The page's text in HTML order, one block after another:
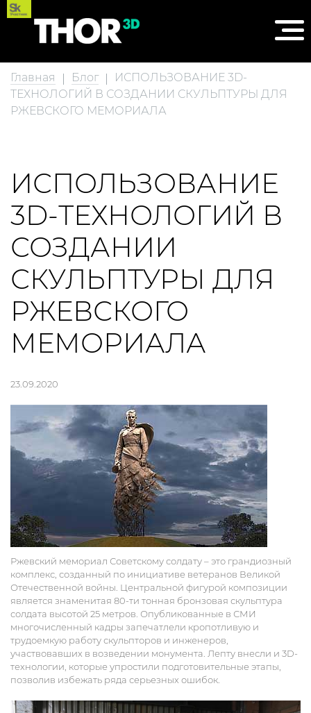
Главная Блог
ИСПОЛЬЗОВАНИЕ 3D-
ТЕХНОЛОГИЙ В СОЗДАНИИ СКУЛЬПТУРЫ ДЛЯ
РЖЕВСКОГО МЕМОРИАЛА
ИСПОЛЬЗОВАНИЕ
3D-ТЕХНОЛОГИЙ В
СОЗДАНИИ
СКУЛЬПТУРЫ ДЛЯ
РЖЕВСКОГО
МЕМОРИАЛА
23.09.2020
Ржевский мемориал Советскому солдату – это грандиозный
комплекс, созданный по инициативе ветеранов Великой
Отечественной войны. Центральной фигурой композиции
является знаменитая 80-ти тонная бронзовая скульптура
солдата высотой 25 метров. Опубликованные в СМИ
многочисленный кадры запечатлели кропотливую и
трудоемкую работу скульпторов и инженеров,
участвовавших в возведении монумента. Лепту внесли и 3D-
технологии, которые упростили подготовительные этапы,
позволив избежать ряда серьезных ошибок.